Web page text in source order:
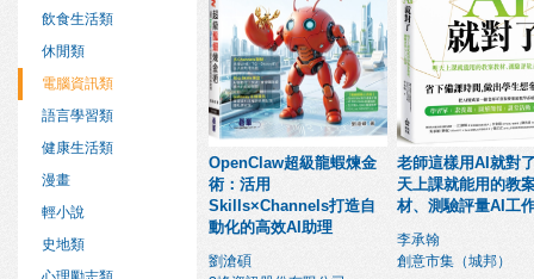
飲食生活類
休閒類
電腦資訊類
語言學習類
健康生活類
漫畫
輕小說
史地類
OpenClaw超級龍蝦煉金
術：活用
Skills×Channels打造自
動化的高效AI助理
劉滄碩
老師這樣用AI就對
天上課就能用的教
材、測驗評量AI工
李承翰
創意市集（城邦）